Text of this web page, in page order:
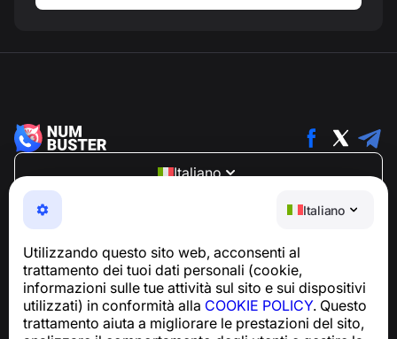
Italiano
Utilizzando questo sito web, acconsenti al
trattamento dei tuoi dati personali (cookie,
informazioni sulle tue attività sul sito e sui dispositivi
utilizzati) in conformità alla COOKIE POLICY. Questo
trattamento aiuta a migliorare le prestazioni del sito,
Italiano
NumBuster © 2013—2026 ·
support@numbuster.com
Un'app facile da usare che ti protegge da truffe
Per richieste relative alla conformità al GDPR:
support@numbuster.com
Centro assistenza